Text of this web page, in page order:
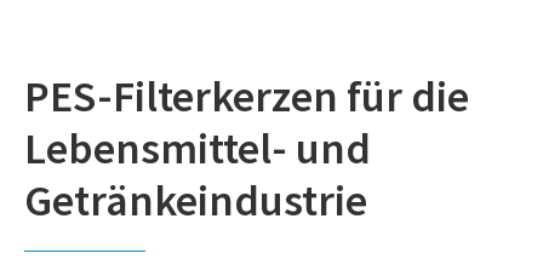
PES-Filterkerzen für die
Lebensmittel- und
Getränkeindustrie